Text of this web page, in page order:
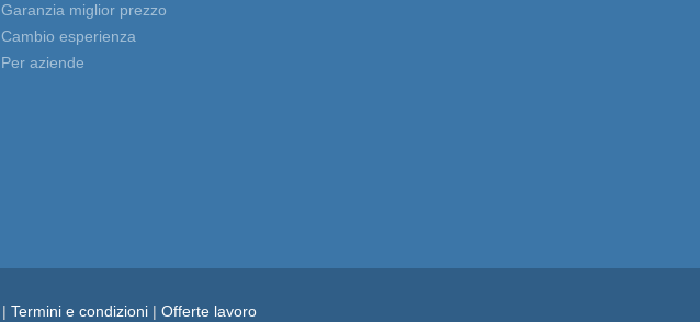
Garanzia miglior prezzo
Cambio esperienza
Per aziende
| Termini e condizioni | Offerte lavoro